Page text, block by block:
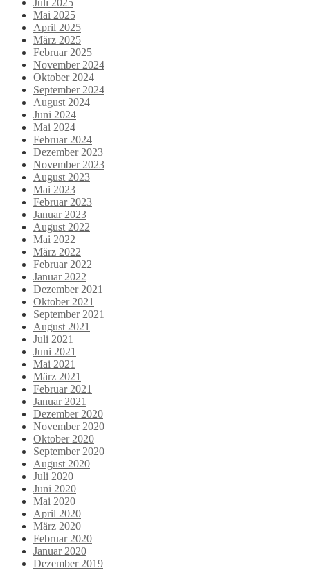
Juli 2025
Mai 2025
April 2025
März 2025
Februar 2025
November 2024
Oktober 2024
September 2024
August 2024
Juni 2024
Mai 2024
Februar 2024
Dezember 2023
November 2023
August 2023
Mai 2023
Februar 2023
Januar 2023
August 2022
Mai 2022
März 2022
Februar 2022
Januar 2022
Dezember 2021
Oktober 2021
September 2021
August 2021
Juli 2021
Juni 2021
Mai 2021
März 2021
Februar 2021
Januar 2021
Dezember 2020
November 2020
Oktober 2020
September 2020
August 2020
Juli 2020
Juni 2020
Mai 2020
April 2020
März 2020
Februar 2020
Januar 2020
Dezember 2019